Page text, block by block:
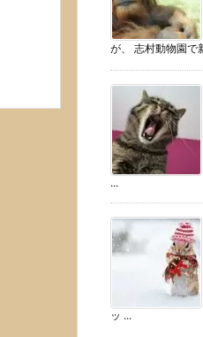
が、 志村動物園で
...
ッ ...